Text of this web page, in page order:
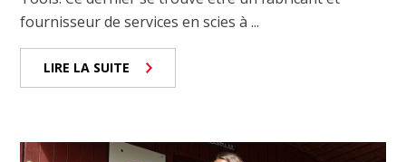
fournisseur de services en scies à ...
LIRE LA SUITE